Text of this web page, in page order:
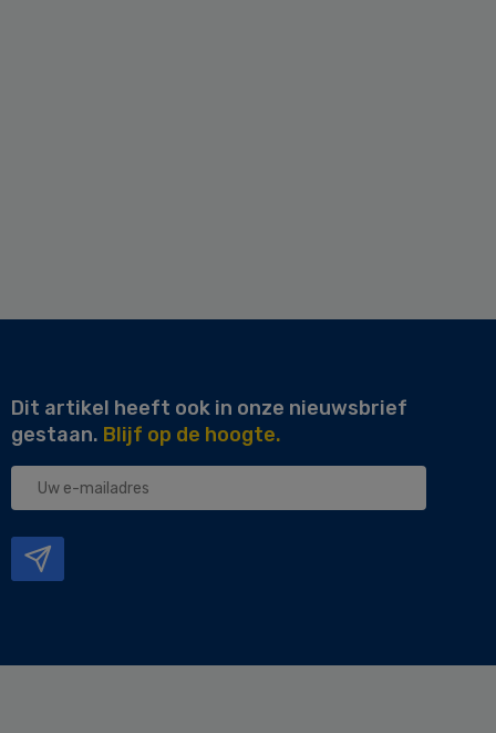
Dit artikel heeft ook in onze nieuwsbrief
gestaan. Blijf op de hoogte.
Uw